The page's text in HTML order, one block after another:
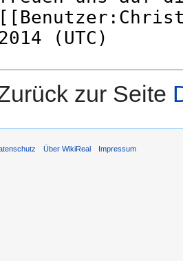
zur Seite
Über WikiReal Impressum